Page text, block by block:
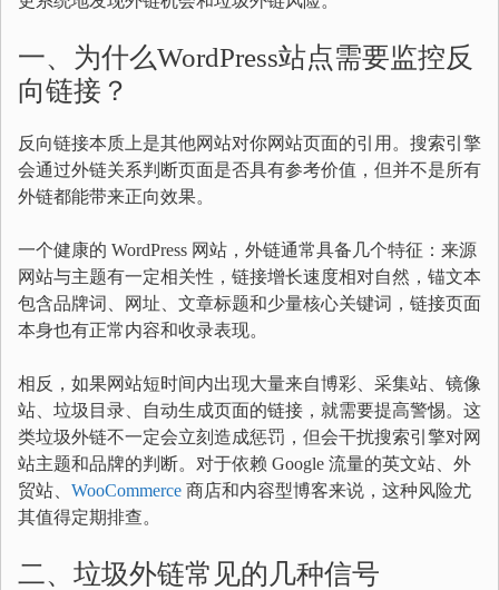
一、为什么WordPress站点需要监控反
向链接？
反向链接本质上是其他网站对你网站页面的引用。搜索引擎
会通过外链关系判断页面是否具有参考价值，但并不是所有
外链都能带来正向效果。
一个健康的 WordPress 网站，外链通常具备几个特征：来源
网站与主题有一定相关性，链接增长速度相对自然，锚文本
包含品牌词、网址、文章标题和少量核心关键词，链接页面
本身也有正常内容和收录表现。
相反，如果网站短时间内出现大量来自博彩、采集站、镜像
站、垃圾目录、自动生成页面的链接，就需要提高警惕。这
类垃圾外链不一定会立刻造成惩罚，但会干扰搜索引擎对网
站主题和品牌的判断。对于依赖 Google 流量的英文站、外
贸站、 WooCommerce 商店和内容型博客来说，这种风险尤
其值得定期排查。
二、垃圾外链常见的几种信号